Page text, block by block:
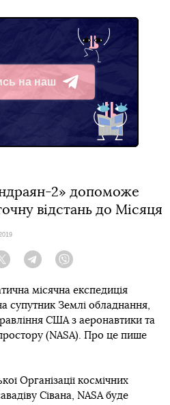
на наш
2» допоможе
відстань до Місяця
Twitter Telegram
місячна експедиція
супутник Землі обладнання,
США з аеронавтики та
(NASA). Про це пише
Організації космічних
Сівана, NASA буде